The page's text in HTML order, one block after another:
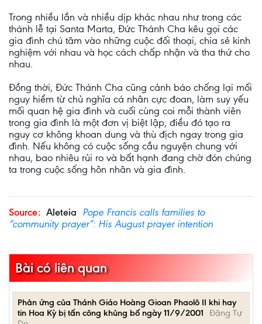
Trong nhiều lần và nhiều dịp khác nhau như trong các
thánh lễ tại Santa Marta, Đức Thánh Cha kêu gọi các
gia đình chú tâm vào những cuộc đối thoại, chia sẻ kinh
nghiệm với nhau và học cách chấp nhận và tha thứ cho
nhau.
Đồng thời, Đức Thánh Cha cũng cảnh báo chống lại mối
nguy hiểm từ chủ nghĩa cá nhân cực đoan, làm suy yếu
mối quan hệ gia đình và cuối cùng coi mỗi thành viên
trong gia đình là một đơn vị biệt lập, điều đó tạo ra
nguy cơ không khoan dung và thù địch ngay trong gia
đình. Nếu không có cuộc sống cầu nguyện chung với
nhau, bao nhiêu rủi ro và bất hạnh đang chờ đón chúng
ta trong cuộc sống hôn nhân và gia đình.
Source: Aleteia Pope Francis calls families to
“community prayer”: His August prayer intention
Bài có liên quan
Phản ứng của Thánh Giáo Hoàng Gioan Phaolô II khi hay
tin Hoa Kỳ bị tấn công khủng bố ngày 11/9/2001
Đặng Tự